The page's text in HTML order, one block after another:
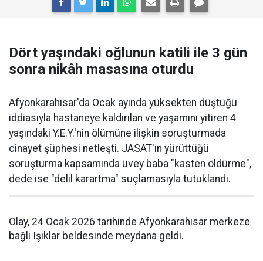
Dört yaşındaki oğlunun katili ile 3 gün
sonra nikâh masasına oturdu
Afyonkarahisar'da Ocak ayında yüksekten düştüğü
iddiasıyla hastaneye kaldırılan ve yaşamını yitiren 4
yaşındaki Y.E.Y.'nin ölümüne ilişkin soruşturmada
cinayet şüphesi netleşti. JASAT'ın yürüttüğü
soruşturma kapsamında üvey baba "kasten öldürme",
dede ise "delil karartma" suçlamasıyla tutuklandı.
Olay, 24 Ocak 2026 tarihinde Afyonkarahisar merkeze
bağlı Işıklar beldesinde meydana geldi.